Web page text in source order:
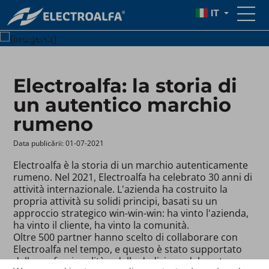
IT
{text}
{button_text}
Electroalfa: la storia di
un autentico marchio
rumeno
Data publicării: 01-07-2021 ​
Electroalfa è la storia di un marchio autenticamente
rumeno. Nel 2021, Electroalfa ha celebrato 30 anni di
attività internazionale. L'azienda ha costruito la
propria attività su solidi principi, basati su un
approccio strategico win-win-win: ha vinto l'azienda,
ha vinto il cliente, ha vinto la comunità.
Oltre 500 partner hanno scelto di collaborare con
Electroalfa nel tempo, e questo è stato supportato
dalla professionalità e dalla dedizione del nostro